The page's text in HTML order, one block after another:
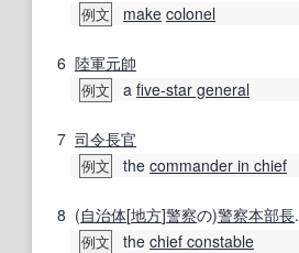
例文 make colonel
6 陸軍元帥
例文 a five‐star general
7 司令長官
例文 the commander in chief
8 (自治体[地方]警察の)警察本部長.
例文 the chief constable